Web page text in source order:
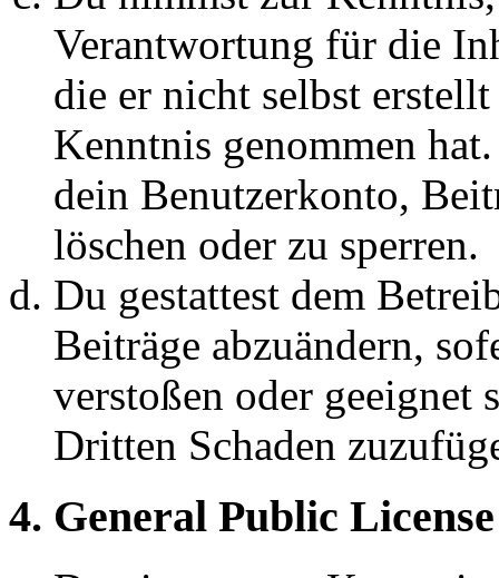
Verantwortung für die
die er nicht selbst
Kenntnis genommen
dein Benutzerkonto,
löschen oder zu sperren.
Du gestattest dem
Beiträge abzuändern,
verstoßen oder geeignet
Dritten Schaden
4. General Public License